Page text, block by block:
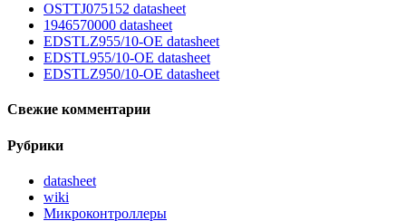
OSTTJ075152 datasheet
1946570000 datasheet
EDSTLZ955/10-OE datasheet
EDSTL955/10-OE datasheet
EDSTLZ950/10-OE datasheet
Свежие комментарии
Рубрики
datasheet
wiki
Микроконтроллеры